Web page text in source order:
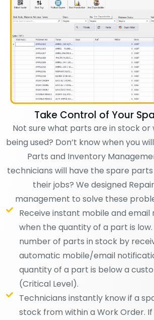
Take Control of Your
Not sure what parts are in stock or
being used? Don’t know when you
Parts and Inventory
technicians will have the spare
their jobs? We designed
management to solve these
Receive instant mobile and email
when the quantity of a part is
number of parts in stock by
automatic mobile/email
quantity of a part is below a
(Critical Level).
Technicians instantly know if a
stock from within a Work Order.